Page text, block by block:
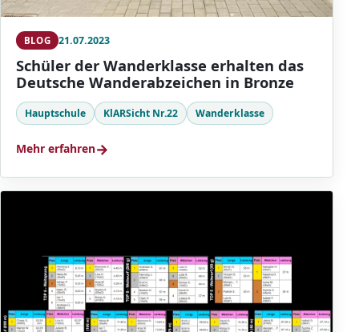
BLOG 21.07.2023
Schüler der Wanderklasse erhalten das
Deutsche Wanderabzeichen in Bronze
Hauptschule KlARSicht Nr.22 Wanderklasse
Mehr erfahren→